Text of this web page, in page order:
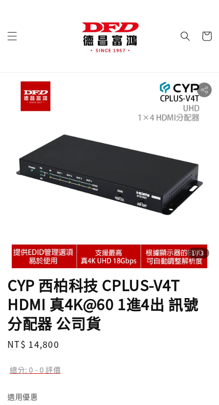
1/3
CYP 西柏科技 CPLUS-V4T
HDMI 真4K@60 1進4出 訊號
分配器 公司貨
Regular
NT$ 14,800
總分:0 -0評價
適用優惠